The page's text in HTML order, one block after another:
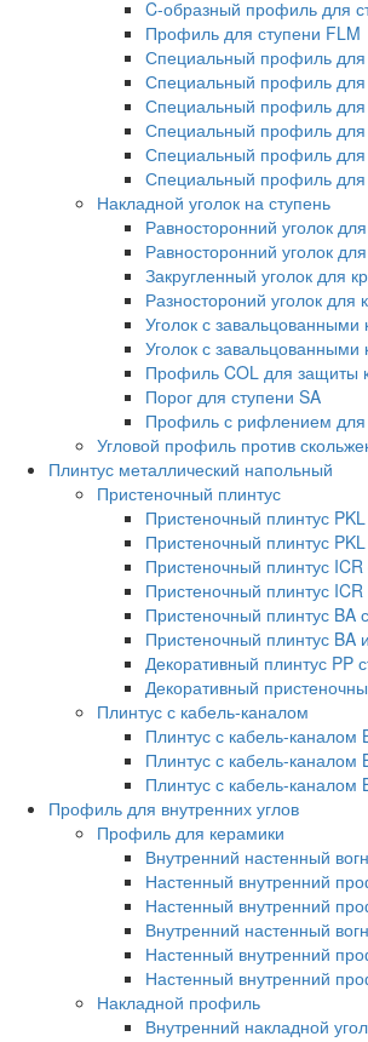
C-образный профиль для
Профиль для ступени FLM
Специальный профиль для
Специальный профиль для
Специальный профиль для
Специальный профиль для
Специальный профиль для
Специальный профиль для
Накладной уголок на ступень
Равносторонний уголок
Равносторонний уголок
Закругленный уголок для
Разностороний уголок для
Уголок с
Уголок с завальцованными
Профиль COL для защиты
Порог для ступени SA
Профиль с рифлением для
Угловой профиль против
Плинтус металлический напольный
Пристеночный плинтус
Пристеночный плинтус
Пристеночный плинтус
Пристеночный плинтус ICR
Пристеночный плинтус ICR
Пристеночный плинтус BA
Пристеночный плинтус BA
Декоративный плинтус PP
Декоративный
Плинтус с кабель-каналом
Плинтус с кабель-каналом
Плинтус с кабель-каналом
Плинтус с кабель-каналом
Профиль для внутренних углов
Профиль для керамики
Внутренний настенный
Настенный внутренний
Настенный внутренний
Внутренний настенный
Настенный внутренний
Настенный внутренний
Накладной профиль
Внутренний накладной